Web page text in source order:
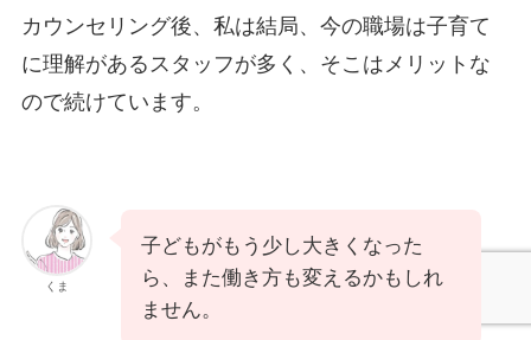
カウンセリング後、私は結局、今の職場は子育て
に理解があるスタッフが多く、そこはメリットな
ので続けています。
くま
子どもがもう少し大きくなった
ら、また働き方も変えるかもしれ
ません。